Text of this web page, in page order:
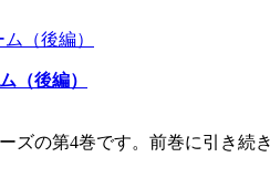
（後編）
ズの第4巻です。前巻に引き